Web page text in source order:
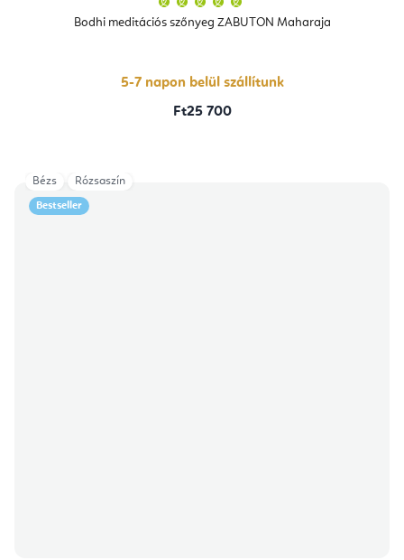
Bodhi meditációs szőnyeg ZABUTON Maharaja
átlagos
értékelése
csillag.
5-7 napon belül szállítunk
Ft25 700
Bestseller
Bézs Rózsaszín